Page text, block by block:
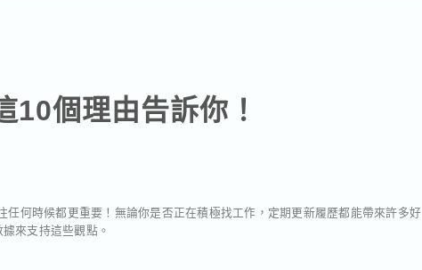
個理由告訴你！
何時候都更重要！無論你是否正在積極找工作，定期更新履歷都能帶來許多好
來支持這些觀點。